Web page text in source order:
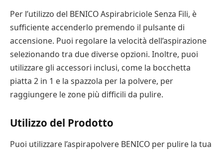
Per l’utilizzo del BENICO Aspirabriciole Senza Fili, è
sufficiente accenderlo premendo il pulsante di
accensione. Puoi regolare la velocità dell’aspirazione
selezionando tra due diverse opzioni. Inoltre, puoi
utilizzare gli accessori inclusi, come la bocchetta
piatta 2 in 1 e la spazzola per la polvere, per
raggiungere le zone più difficili da pulire.
Utilizzo del Prodotto
Puoi utilizzare l’aspirapolvere BENICO per pulire la tua